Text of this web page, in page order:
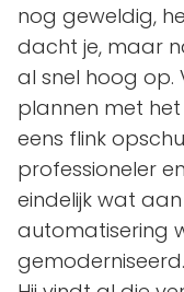
nog geweldig,
dacht je, maar
al snel hoog op.
plannen met
eens flink
professioneler
eindelijk wat
automatisering